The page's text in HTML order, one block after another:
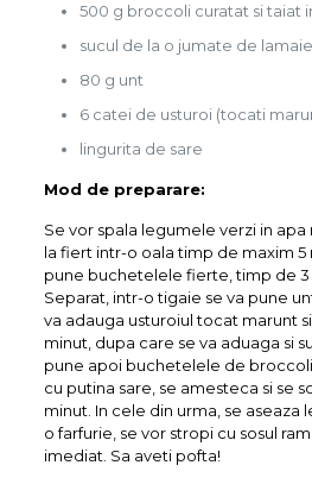
500 g broccoli curatat si taiat
sucul de la o jumate de lamaie
80 g unt
6 catei de usturoi (tocati
lingurita de sare
Mod de preparare:
Se vor spala legumele verzi in
la fiert intr-o oala timp de maxim 5
pune buchetelele fierte, timp de
Separat, intr-o tigaie se va pune
va adauga usturoiul tocat marunt
minut, dupa care se va aduaga si
pune apoi buchetelele de
cu putina sare, se amesteca si se
minut. In cele din urma, se
o farfurie, se vor stropi cu sosul
imediat. Sa aveti pofta!